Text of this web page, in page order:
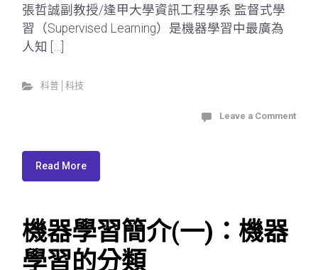
張哲誠副教授/逢甲大學資訊工程學系 監督式學
習（Supervised Learning）是機器學習中最廣為
人知 […]
科普│科技
Leave a Comment
Read More
機器學習簡介(一)：機器
學習的分類